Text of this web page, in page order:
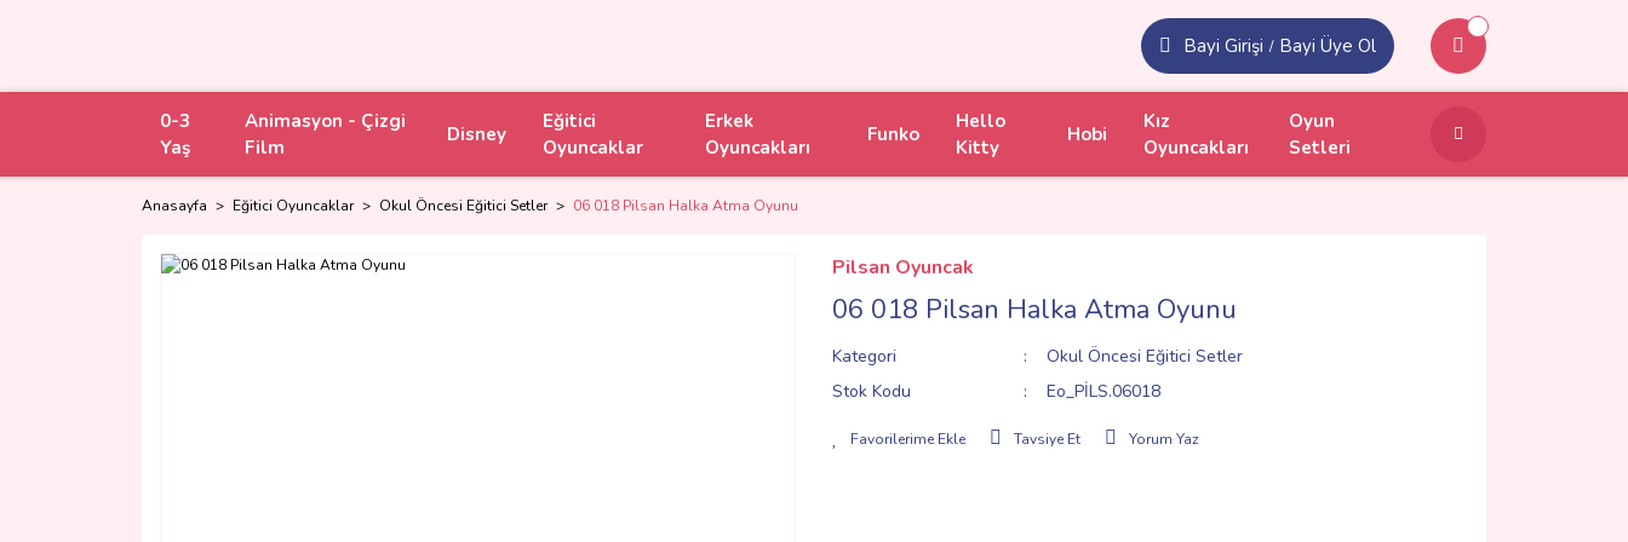
Bayi Girişi / Bayi Üye Ol
0-3
Yaş
Animasyon - Çizgi
Film
Disney
Eğitici
Oyuncaklar
Erkek
Oyuncakları
Funko
Hello
Kitty
Hobi
Kız
Oyuncakları
Oyun
Setleri
Anasayfa Eğitici Oyuncaklar Okul Öncesi Eğitici Setler 06 018 Pilsan Halka Atma Oyunu
Pilsan Oyuncak
06 018 Pilsan Halka Atma Oyunu
Kategori
Okul Öncesi Eğitici Setler
Stok Kodu
Eo_PİLS.06018
Tavsiye Et Yorum Yaz